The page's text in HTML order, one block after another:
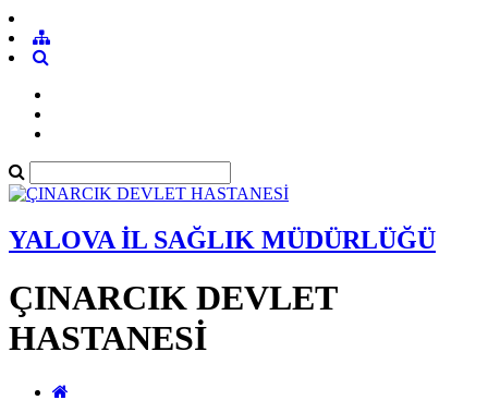
YALOVA İL SAĞLIK MÜDÜRLÜĞÜ
ÇINARCIK DEVLET
HASTANESİ